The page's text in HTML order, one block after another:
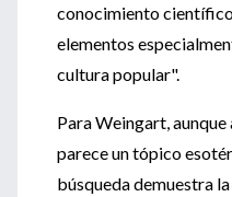
conocimiento
elementos
cultura popular".
Para Weingart,
parece un tópico
búsqueda demuestra